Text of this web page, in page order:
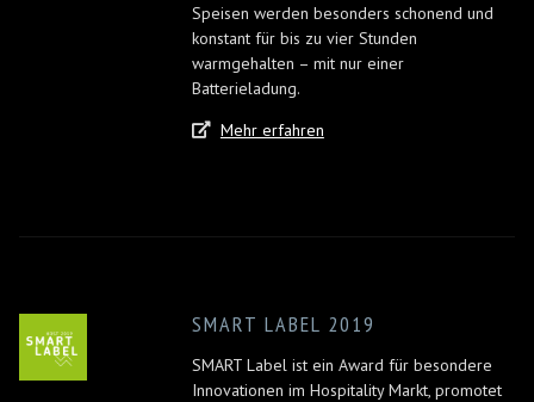
Speisen werden besonders schonend und
konstant für bis zu vier Stunden
warmgehalten – mit nur einer
Batterieladung.
Mehr erfahren
SMART LABEL 2019
SMART Label ist ein Award für besondere
Innovationen im Hospitality Markt, promotet